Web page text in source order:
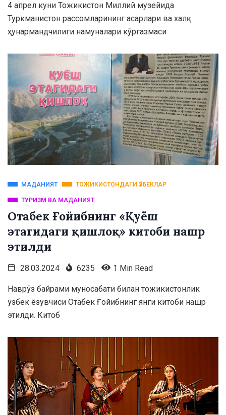
4 апрел куни Тожикистон Миллий музейида
Туркманистон рассомларининг асарлари ва халқ
ҳунармандчилиги намуналари кӯргазмаси
МАДАНИЯТ ТОЖИКИСТОНДАГИ ӮЗБЕКЛАР
ТУРИЗМ ВА МАДАНИЯТ
Отабек Ғойибнинг «Қуёш
этагидаги қишлоқ» китоби нашр
этилди
28.03.2024 6235 1 Min Read
Наврўз байрами муносабати билан тожикистонлик
ўзбек ёзувчиси Отабек Ғойибнинг янги китоби нашр
этилди. Китоб